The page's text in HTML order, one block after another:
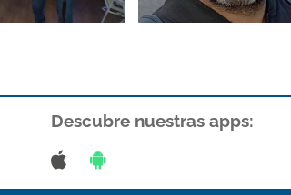
Descubre nuestras apps: